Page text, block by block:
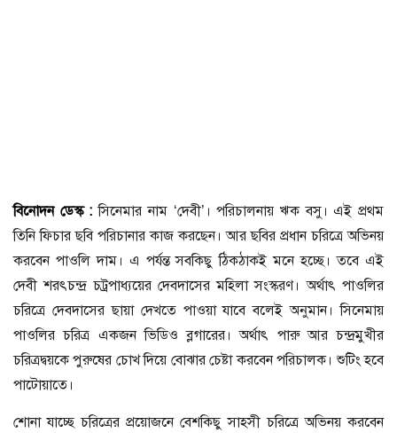
বিনোদন ডেস্ক : সিনেমার নাম ‘দেবী’। পরিচালনায় ঋক বসু। এই প্রথম
তিনি ফিচার ছবি পরিচানার কাজ করছেন। আর ছবির প্রধান চরিত্রে অভিনয়
করবেন পাওলি দাম। এ পর্যন্ত সবকিছু ঠিকঠাকই মনে হচ্ছে। তবে এই
দেবী শরৎচন্দ্র চট্রপাধ্যয়ের দেবদাসের মহিলা সংস্করণ। অর্থাৎ পাওলির
চরিত্রে দেবদাসের ছায়া দেখতে পাওয়া যাবে বলেই অনুমান। সিনেমায়
পাওলির চরিত্র একজন ভিডিও ব্লগারের। অর্থাৎ পারু আর চন্দ্রমুখীর
চরিত্রদ্বয়কে পুরুষের চোখ দিয়ে বোঝার চেষ্টা করবেন পরিচালক। শুটিং হবে
পাটোয়াতে।
শোনা যাচ্ছে চরিত্রের প্রয়োজনে বেশকিছু সাহসী চরিত্রে অভিনয় করবেন